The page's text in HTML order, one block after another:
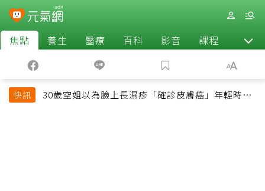
焦點 養生 醫療 百科 影音 課程 退休
快訊
30歲空姐以為臉上長濕疹「確診皮膚癌」年輕時一